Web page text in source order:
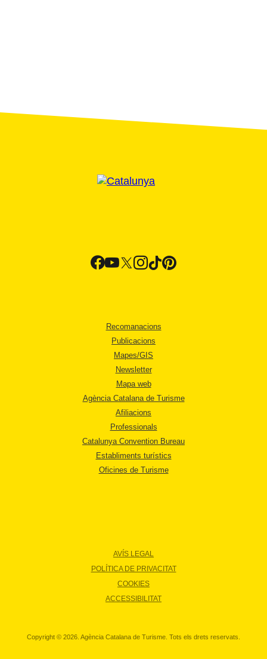
Recomanacions
Publicacions
Mapes/GIS
Newsletter
Mapa web
Agència Catalana de Turisme
Afiliacions
Professionals
Catalunya Convention Bureau
Establiments turístics
Oficines de Turisme
AVÍS LEGAL
POLÍTICA DE PRIVACITAT
COOKIES
ACCESSIBILITAT
Copyright © 2026. Agència Catalana de Turisme. Tots els drets reservats.